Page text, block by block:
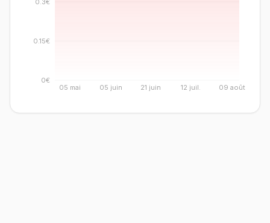
05 mai 05 juin 21 juin 12 juil. 09 août
0€
0.15€
0.3€